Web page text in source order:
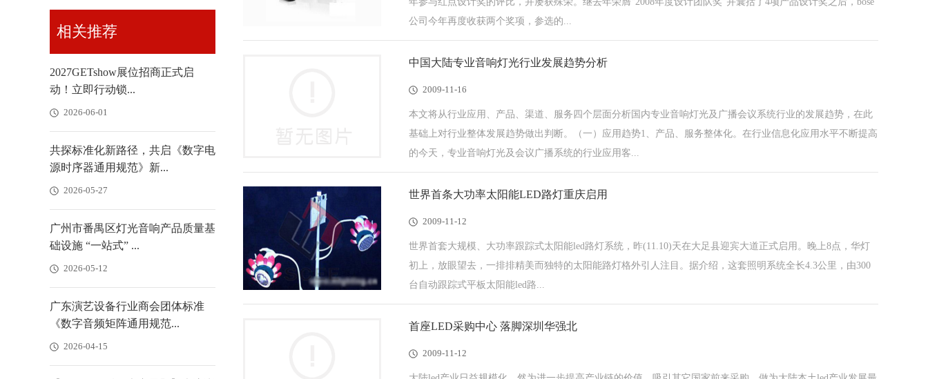
相关推荐
2027GETshow展位招商正式启
动！立即行动锁...
2026-06-01
共探标准化新路径，共启《数字电
源时序器通用规范》新...
2026-05-27
广州市番禺区灯光音响产品质量基
础设施 “一站式” ...
2026-05-12
广东演艺设备行业商会团体标准
《数字音频矩阵通用规范...
2026-04-15
公司今年再度收获两个奖项，参选的...
中国大陆专业音响灯光行业发展趋势分析
2009-11-16
本文将从行业应用、产品、渠道、服务四个层面分析国内专业音响灯光及广播会议系统行业的发展趋势，在此
基础上对行业整体发展趋势做出判断。（一）应用趋势1、产品、服务整体化。在行业信息化应用水平不断提高
的今天，专业音响灯光及会议广播系统的行业应用客...
世界首条大功率太阳能LED路灯重庆启用
2009-11-12
世界首套大规模、大功率跟踪式太阳能led路灯系统，昨(11.10)天在大足县迎宾大道正式启用。晚上8点，华灯
初上，放眼望去，一排排精美而独特的太阳能路灯格外引人注目。据介绍，这套照明系统全长4.3公里，由300
台自动跟踪式平板太阳能led路...
首座LED采购中心 落脚深圳华强北
2009-11-12